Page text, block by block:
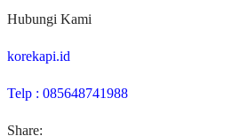
Hubungi Kami
korekapi.id
Telp : 085648741988
Share: